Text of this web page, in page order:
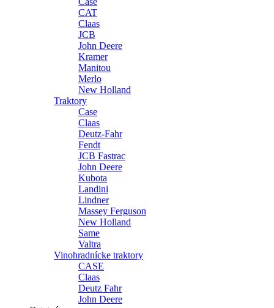
CAT
Claas
JCB
John Deere
Kramer
Manitou
Merlo
New Holland
Traktory
Case
Claas
Deutz-Fahr
Fendt
JCB Fastrac
John Deere
Kubota
Landini
Lindner
Massey Ferguson
New Holland
Same
Valtra
Vinohradnícke traktory
CASE
Claas
Deutz Fahr
John Deere